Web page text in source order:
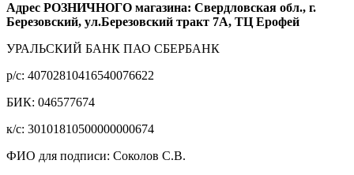
Адрес РОЗНИЧНОГО магазина: Свердловская обл., г.
Березовский, ул.Березовский тракт 7А, ТЦ Ерофей
УРАЛЬСКИЙ БАНК ПАО СБЕРБАНК
р/c: 40702810416540076622
БИК: 046577674
к/c: 30101810500000000674
ФИО для подписи: Соколов С.В.